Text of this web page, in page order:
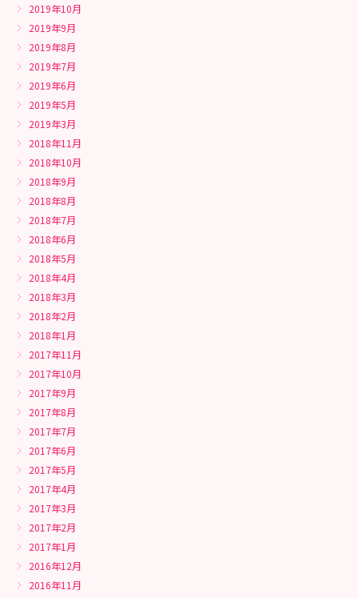
2019年10月
2019年9月
2019年8月
2019年7月
2019年6月
2019年5月
2019年3月
2018年11月
2018年10月
2018年9月
2018年8月
2018年7月
2018年6月
2018年5月
2018年4月
2018年3月
2018年2月
2018年1月
2017年11月
2017年10月
2017年9月
2017年8月
2017年7月
2017年6月
2017年5月
2017年4月
2017年3月
2017年2月
2017年1月
2016年12月
2016年11月